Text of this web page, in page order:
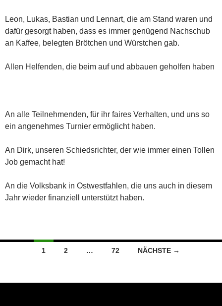
Leon, Lukas, Bastian und Lennart, die am Stand waren und
dafür gesorgt haben, dass es immer genügend Nachschub
an Kaffee, belegten Brötchen und Würstchen gab.
Allen Helfenden, die beim auf und abbauen geholfen haben
An alle Teilnehmenden, für ihr faires Verhalten, und uns so
ein angenehmes Turnier ermöglicht haben.
An Dirk, unseren Schiedsrichter, der wie immer einen Tollen
Job gemacht hat!
An die Volksbank in Ostwestfahlen, die uns auch in diesem
Jahr wieder finanziell unterstützt haben.
Beitragsnavigation
1 2 … 72 NÄCHSTE →